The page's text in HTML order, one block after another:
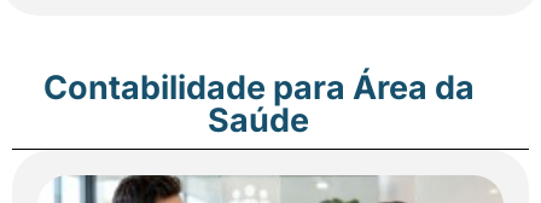
Contabilidade para Área da
Saúde